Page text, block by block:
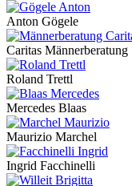
Anton Gögele
Caritas Männerberatung
Roland Trettl
Mercedes Blaas
Maurizio Marchel
Ingrid Facchinelli